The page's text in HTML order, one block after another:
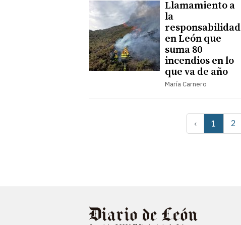
Llamamiento a
la
responsabilidad
en León que
suma 80
incendios en lo
que va de año
María Carnero
‹ 1 2